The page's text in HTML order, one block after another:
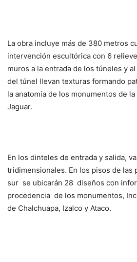
La obra incluye más de 380 metros
intervención escultórica con 6
muros a la entrada de los túneles y
del túnel llevan texturas formando
la anatomía de los monumentos de
Jaguar.
En los dinteles de entrada y salida,
tridimensionales. En los pisos de las
sur se ubicarán 28 diseños con
procedencia de los monumentos,
de Chalchuapa, Izalco y Ataco.